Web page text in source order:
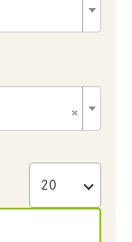
×